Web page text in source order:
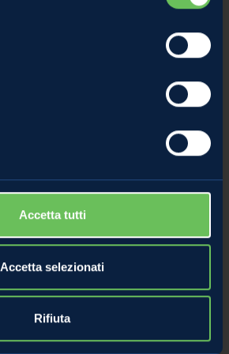
Accetta tutti
Accetta selezionati
Rifiuta
/